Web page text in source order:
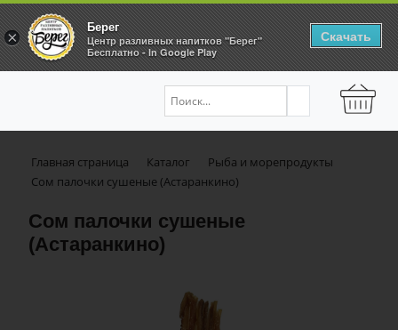
Главная страница Каталог
Рыба и морепродукты
Сом палочки сушеные (Астаранкино)
Сом палочки сушеные
(Астаранкино)
×
Берег
Центр разливных напитков "Берег"
Бесплатно - In Google Play
Скачать